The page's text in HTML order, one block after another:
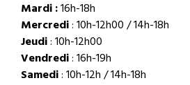
Mardi :16h-18h
Mercredi: 10h-12h00 / 14h-18h
Jeudi: 10h-12h00
Vendredi: 16h-19h
Samedi: 10h-12h / 14h-18h